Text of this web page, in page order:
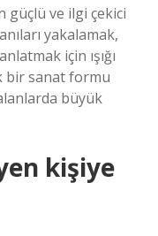
güçlü ve ilgi çekici
yakalamak,
için ışığı
bir sanat formu
büyük
kişiye